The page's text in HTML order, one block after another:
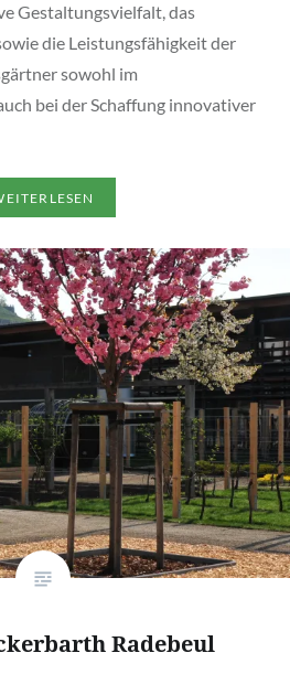
Gestaltungsvielfalt, das
die Leistungsfähigkeit der
sowohl im
bei der Schaffung innovativer
Radebeul